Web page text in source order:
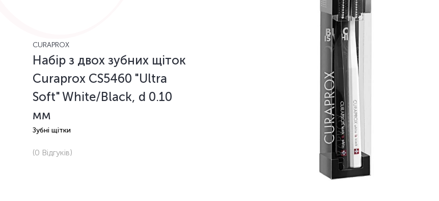
CURAPROX
Набір з двох зубних щіток
Curaprox CS5460 "Ultra
Soft" White/Black, d 0.10
мм
Зубні щітки
(0 Відгуків)